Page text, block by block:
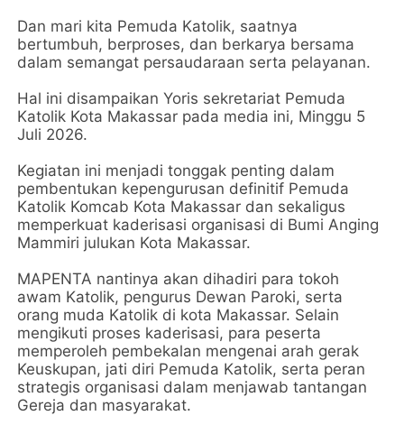
Dan mari kita Pemuda Katolik, saatnya
bertumbuh, berproses, dan berkarya bersama
dalam semangat persaudaraan serta pelayanan.
Hal ini disampaikan Yoris sekretariat Pemuda
Katolik Kota Makassar pada media ini, Minggu 5
Juli 2026.
Kegiatan ini menjadi tonggak penting dalam
pembentukan kepengurusan definitif Pemuda
Katolik Komcab Kota Makassar dan sekaligus
memperkuat kaderisasi organisasi di Bumi Anging
Mammiri julukan Kota Makassar.
MAPENTA nantinya akan dihadiri para tokoh
awam Katolik, pengurus Dewan Paroki, serta
orang muda Katolik di kota Makassar. Selain
mengikuti proses kaderisasi, para peserta
memperoleh pembekalan mengenai arah gerak
Keuskupan, jati diri Pemuda Katolik, serta peran
strategis organisasi dalam menjawab tantangan
Gereja dan masyarakat.